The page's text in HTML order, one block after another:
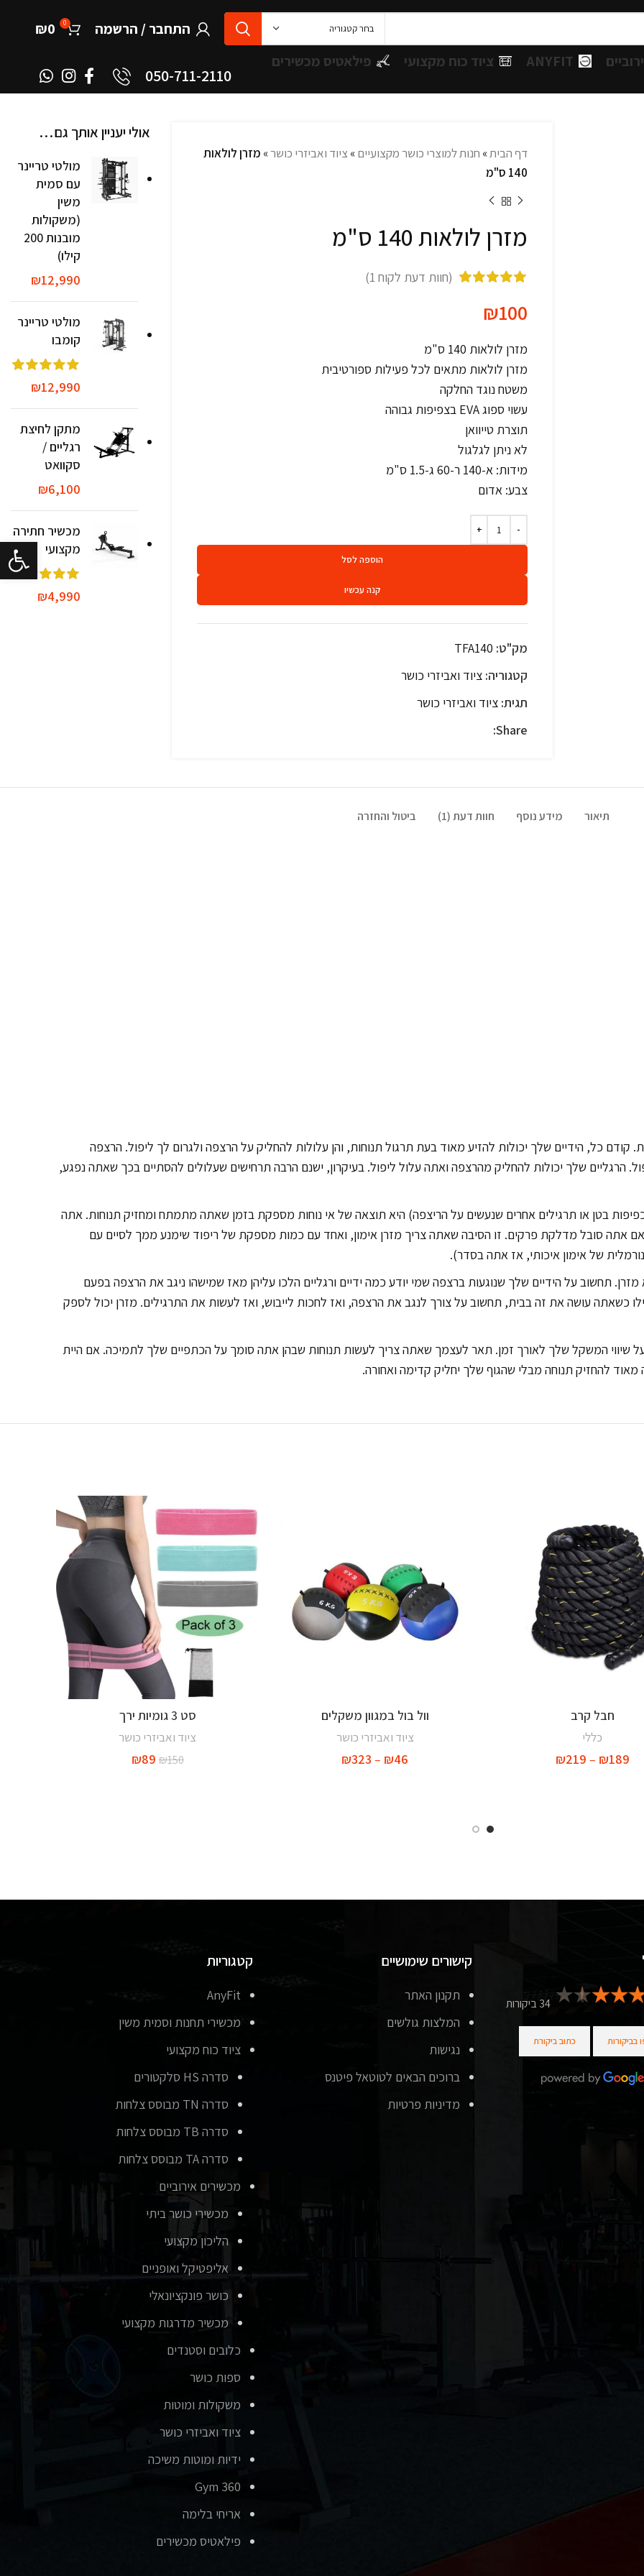
פתח
בחר קטגוריה התחבר / הרשמה 0
₪0
ANYFIT ציוד כוח מקצועי
פילאטיס מכשירים
050-711-2110
דף הבית» חנות למוצרי כושר מקצועיים» ציוד ואביזרי כושר» מזרן לולאות
140 ס"מ
מזרן לולאות 140 ס"מ
(חוות דעת לקוח 1
)
₪100
מזרן לולאות 140 ס"מ
מזרן לולאות מתאים לכל פעילות ספורטיבית
משטח נוגד החלקה
עשוי ספוג EVA בצפיפות גבוהה
תוצרת טייוואן
לא ניתן לגלגול
מידות: א-140 ר-60 ג-1.5 ס"מ
צבע: אדום
הוספה לסל
קנה עכשיו
מק"ט: TFA140
קטגוריה: ציוד ואביזרי כושר
תגית: ציוד ואביזרי כושר
Share:
אולי יעניין אותך גם…
מולטי טריינר
עם סמית
משין
(משקולות
מובנות 200
קילו)
₪12,990
מולטי טריינר
קומבו
₪12,990
מתקן לחיצת
רגליים /
סקוואט
₪6,100
מכשיר חתירה
מקצועי
₪4,990
תיאור מידע נוסף חוות דעת (1) ביטול והחזרה
כל, הידיים שלך יכולות להזיע מאוד בעת תרגול תנוחות, והן עלולות להחליק על הרצפה ולגרום לך ליפול. הרצפה
הרגליים שלך יכולות להחליק מהרצפה ואתה עלול ליפול. בעיקרון, ישנם הרבה תרחישים שעלולים להסתיים בכך שאתה נפגע,
בטן או תרגילים אחרים שנעשים על הריצפה) היא תוצאה של אי נוחות מספקת בזמן שאתה מתמתח ומחזיק תנוחות. אתה
אם אתה סובל מדלקת פרקים. זו הסיבה שאתה צריך מזרן אימון, ואחד עם כמות מספקת של ריפוד שימנע ממך לסיים עם
של אימון איכותי, אז אתה בסדר).
תחשוב על הידיים שלך שנוגעות ברצפה שמי יודע כמה ידיים ורגליים הלכו עליהן מאז שמישהו ניגב את הרצפה בפעם
כשאתה עושה את זה בבית, תחשוב על צורך לנגב את הרצפה, ואז לחכות לייבוש, ואז לעשות את התרגילים. מזרן יכול לספק
המשקל שלך לאורך זמן. תאר לעצמך שאתה צריך לעשות תנוחות שבהן אתה סומך על הכתפיים שלך לתמיכה. אם היית
להחזיק תנוחה מבלי שהגוף שלך יחליק קדימה ואחורה.
בחר אפשרויות
חבל קרב
כללי
₪189
–
₪219
בחר אפשרויות
וול בול במגוון משקלים
ציוד ואביזרי כושר
₪46
–
₪323
-41%
הוספה לסל סט 3 גומיות ירך
ציוד ואביזרי כושר
₪150
₪89
34 ביקורות
בביקורות כתוב ביקורת
קישורים שימושיים
תקנון האתר
המלצות גולשים
נגישות
ברוכים הבאים לטוטאל פיטנס
מדיניות פרטיות
קטגוריות
AnyFit
מכשירי תחנות וסמית משין
ציוד כוח מקצועי
סדרה HS סלקטורים
סדרה TN מבוסס צלחות
סדרה TB מבוסס צלחות
סדרה TA מבוסס צלחות
מכשירים אירוביים
מכשירי כושר ביתי
הליכון מקצועי
אליפטיקל ואופניים
כושר פונקציונאלי
מכשיר מדרגות מקצועי
כלובים וסטנדים
ספות כושר
משקולות ומוטות
ציוד ואביזרי כושר
ידיות ומוטות משיכה
Gym 360
אריחי בלימה
פילאטיס מכשירים